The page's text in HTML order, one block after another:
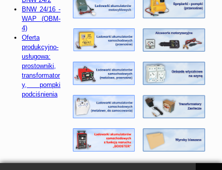
BNW 24/16 -
WAP (OBM-
4)
Oferta
produkcyjno-
usługowa:
prostowniki,
transformator
y, pompki
podciśnienia